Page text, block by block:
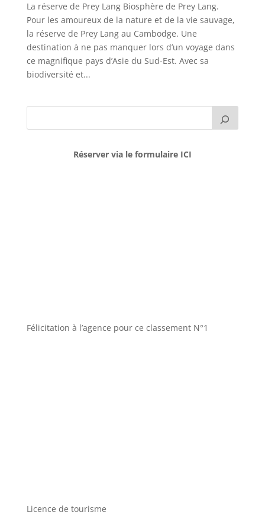
La réserve de Prey Lang Biosphère de Prey Lang.
Pour les amoureux de la nature et de la vie sauvage,
la réserve de Prey Lang au Cambodge. Une
destination à ne pas manquer lors d’un voyage dans
ce magnifique pays d’Asie du Sud-Est. Avec sa
biodiversité et...
Réserver via le formulaire ICI
Félicitation à l’agence pour ce classement N°1
Licence de tourisme